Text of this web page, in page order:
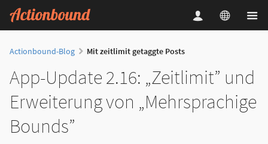
Actionbound-Blog Mit zeitlimit getaggte Posts
App-Update 2.16: „Zeitlimit” und
Erweiterung von „Mehrsprachige
Bounds”